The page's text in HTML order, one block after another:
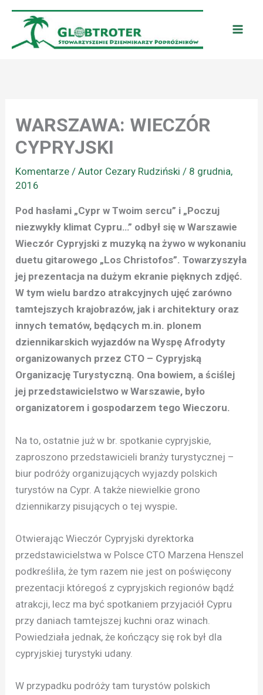
Przejdź
treści
WARSZAWA: WIECZÓR
CYPRYJSKI
Komentarze / Autor Cezary Rudziński/ 8 grudnia,
2016
Pod hasłami „Cypr w Twoim sercu” i „Poczuj
niezwykły klimat Cypru…” odbył się w Warszawie
Wieczór Cypryjski z muzyką na żywo w wykonaniu
duetu gitarowego „Los Christofos”. Towarzyszyła
jej prezentacja na dużym ekranie pięknych zdjęć.
W tym wielu bardzo atrakcyjnych ujęć zarówno
tamtejszych krajobrazów, jak i architektury oraz
innych tematów, będących m.in. plonem
dziennikarskich wyjazdów na Wyspę Afrodyty
organizowanych przez CTO – Cypryjską
Organizację Turystyczną. Ona bowiem, a ściślej
jej przedstawicielstwo w Warszawie, było
organizatorem i gospodarzem tego Wieczoru.
Na to, ostatnie już w br. spotkanie cypryjskie,
zaproszono przedstawicieli branży turystycznej –
biur podróży organizujących wyjazdy polskich
turystów na Cypr. A także niewielkie grono
dziennikarzy pisujących o tej wyspie.
Otwierając Wieczór Cypryjski dyrektorka
przedstawicielstwa w Polsce CTO Marzena Henszel
podkreśliła, że tym razem nie jest on poświęcony
prezentacji któregoś z cypryjskich regionów bądź
atrakcji, lecz ma być spotkaniem przyjaciół Cypru
przy daniach tamtejszej kuchni oraz winach.
Powiedziała jednak, że kończący się rok był dla
cypryjskiej turystyki udany.
W przypadku podróży tam turystów polskich